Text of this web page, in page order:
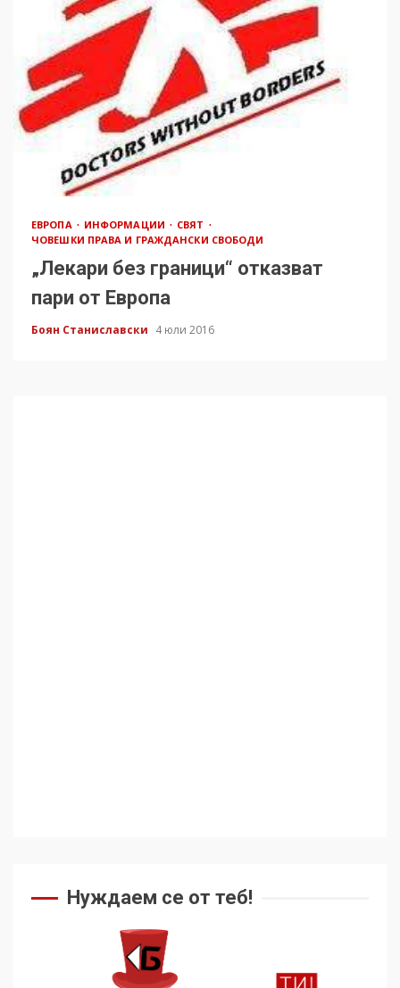
ЕВРОПА ИНФОРМАЦИИ
СВЯТ
ЧОВЕШКИ ПРАВА И ГРАЖДАНСКИ СВОБОДИ
„Лекари без граници“ отказват
пари от Европа
Боян Станиславски 4 юли 2016
Нуждаем се от теб!